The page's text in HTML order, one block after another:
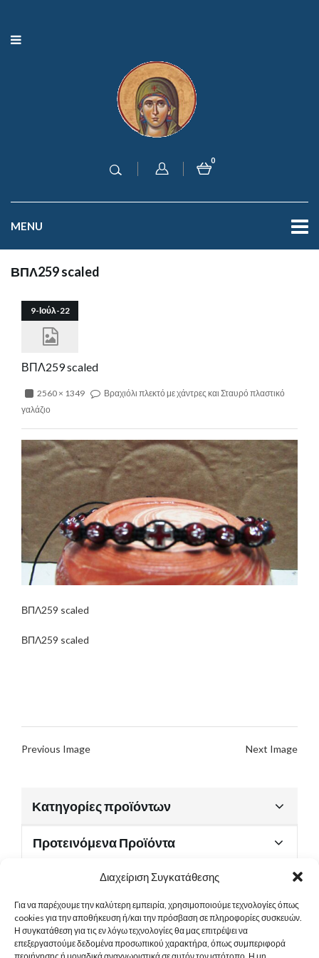
Διαχείριση Συγκατάθεσης
Για να παρέχουμε την καλύτερη εμπειρία, χρησιμοποιούμε τεχνολογίες όπως
cookies για την αποθήκευση ή/και την πρόσβαση σε πληροφορίες συσκευών.
Η συγκατάθεση για τις εν λόγω τεχνολογίες θα μας επιτρέψει να
επεξεργαστούμε δεδομένα προσωπικού χαρακτήρα, όπως συμπεριφορά
0
MENU
ΒΠΛ259 scaled
9-Ιούλ-22
ΒΠΛ259 scaled
2560 × 1349
Βραχιόλι πλεκτό με χάντρες και Σταυρό πλαστικό
γαλάζιο
ΒΠΛ259 scaled
ΒΠΛ259 scaled
Previous Image Next Image
Κατηγορίες προϊόντων
Προτεινόμενα Προϊόντα
Χρήσιμα Έγγραφα